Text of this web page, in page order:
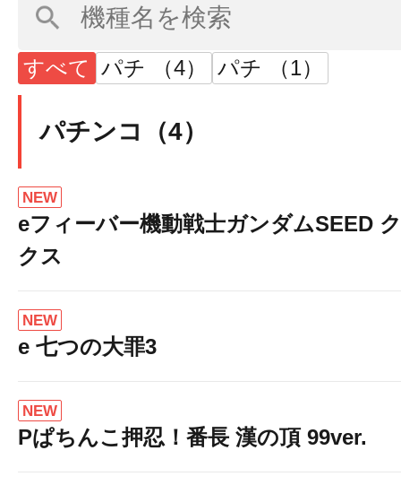
⇩お気に入り登録はボ
すべて パチ （4） パチ （1）
パチンコ（4）
NEW
eフィーバー機動戦士ガンダムSEED
クス
NEW
e 七つの大罪3
NEW
Pぱちんこ押忍！番長 漢の頂 99ver.